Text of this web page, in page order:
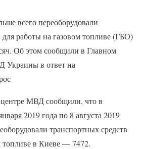
всего переоборудовали
для работы на газовом топливе (ГБО)
Об этом сообщили в Главном
Украины в ответ на
МВД сообщили, что в
2019 года по 8 августа 2019
транспортных средств
топливе в Киеве — 7472.